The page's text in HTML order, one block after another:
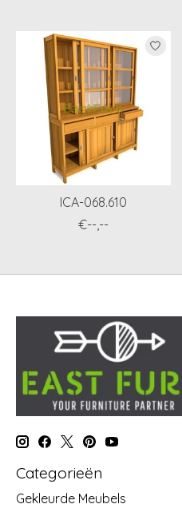
ICA-068.610
€--,--
Categorieën
Gekleurde Meubels